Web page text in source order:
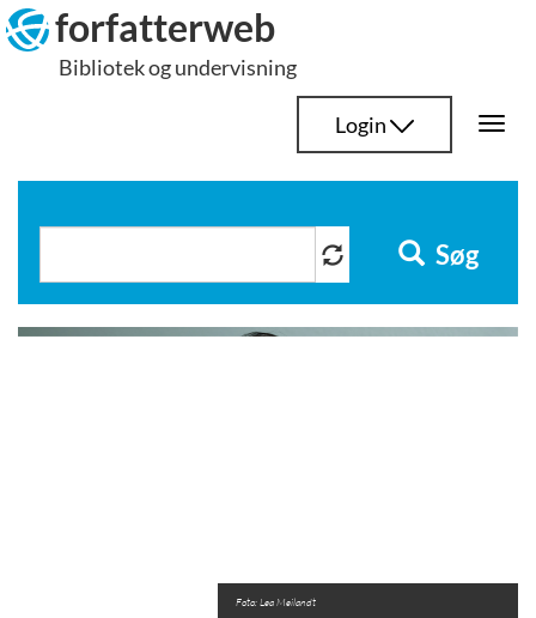
Hop
til
indhold
forfatterweb
Bibliotek og undervisning
Login
Søg
Foto: Lea Meilandt